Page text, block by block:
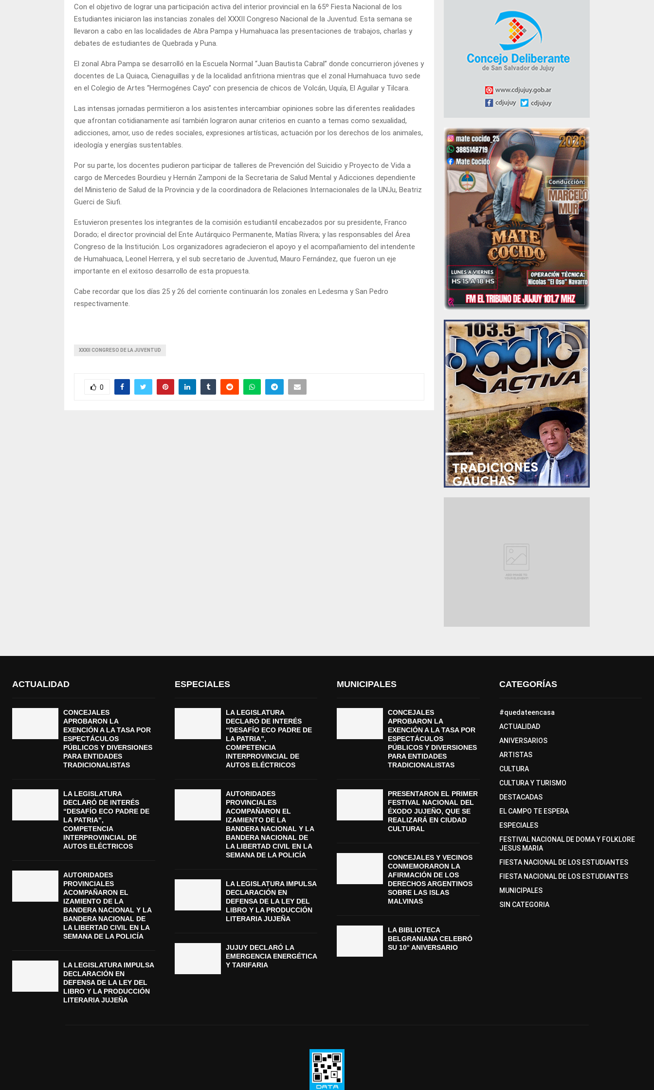
Con el objetivo de lograr una participación activa del interior provincial en la 65º Fiesta Nacional de los
Estudiantes iniciaron las instancias zonales del XXXII Congreso Nacional de la Juventud. Esta semana se
llevaron a cabo en las localidades de Abra Pampa y Humahuaca las presentaciones de trabajos, charlas y
debates de estudiantes de Quebrada y Puna.
El zonal Abra Pampa se desarrolló en la Escuela Normal “Juan Bautista Cabral” donde concurrieron jóvenes y
docentes de La Quiaca, Cienaguillas y de la localidad anfitriona mientras que el zonal Humahuaca tuvo sede
en el Colegio de Artes “Hermogénes Cayo” con presencia de chicos de Volcán, Uquía, El Aguilar y Tilcara.
Las intensas jornadas permitieron a los asistentes intercambiar opiniones sobre las diferentes realidades
que afrontan cotidianamente así también lograron aunar criterios en cuanto a temas como sexualidad,
adicciones, amor, uso de redes sociales, expresiones artísticas, actuación por los derechos de los animales,
ideología y energías sustentables.
Por su parte, los docentes pudieron participar de talleres de Prevención del Suicidio y Proyecto de Vida a
cargo de Mercedes Bourdieu y Hernán Zamponi de la Secretaria de Salud Mental y Adicciones dependiente
del Ministerio de Salud de la Provincia y de la coordinadora de Relaciones Internacionales de la UNJu, Beatriz
Guerci de Siufi.
Estuvieron presentes los integrantes de la comisión estudiantil encabezados por su presidente, Franco
Dorado; el director provincial del Ente Autárquico Permanente, Matías Rivera; y las responsables del Área
Congreso de la Institución. Los organizadores agradecieron el apoyo y el acompañamiento del intendente
de Humahuaca, Leonel Herrera, y el sub secretario de Juventud, Mauro Fernández, que fueron un eje
importante en el exitoso desarrollo de esta propuesta.
Cabe recordar que los días 25 y 26 del corriente continuarán los zonales en Ledesma y San Pedro
respectivamente.
XXXII CONGRESO DE LA JUVENTUD
0
ACTUALIDAD
CONCEJALES
APROBARON LA
EXENCIÓN A LA TASA POR
ESPECTÁCULOS
PÚBLICOS Y DIVERSIONES
PARA ENTIDADES
TRADICIONALISTAS
LA LEGISLATURA
DECLARÓ DE INTERÉS
“DESAFÍO ECO PADRE DE
LA PATRIA”,
COMPETENCIA
INTERPROVINCIAL DE
AUTOS ELÉCTRICOS
AUTORIDADES
PROVINCIALES
ACOMPAÑARON EL
IZAMIENTO DE LA
BANDERA NACIONAL Y LA
BANDERA NACIONAL DE
LA LIBERTAD CIVIL EN LA
SEMANA DE LA POLICÍA
LA LEGISLATURA IMPULSA
DECLARACIÓN EN
DEFENSA DE LA LEY DEL
LIBRO Y LA PRODUCCIÓN
LITERARIA JUJEÑA
ESPECIALES
LA LEGISLATURA
DECLARÓ DE INTERÉS
“DESAFÍO ECO PADRE DE
LA PATRIA”,
COMPETENCIA
INTERPROVINCIAL DE
AUTOS ELÉCTRICOS
AUTORIDADES
PROVINCIALES
ACOMPAÑARON EL
IZAMIENTO DE LA
BANDERA NACIONAL Y LA
BANDERA NACIONAL DE
LA LIBERTAD CIVIL EN LA
SEMANA DE LA POLICÍA
LA LEGISLATURA IMPULSA
DECLARACIÓN EN
DEFENSA DE LA LEY DEL
LIBRO Y LA PRODUCCIÓN
LITERARIA JUJEÑA
JUJUY DECLARÓ LA
EMERGENCIA ENERGÉTICA
Y TARIFARIA
MUNICIPALES
CONCEJALES
APROBARON LA
EXENCIÓN A LA TASA POR
ESPECTÁCULOS
PÚBLICOS Y DIVERSIONES
PARA ENTIDADES
TRADICIONALISTAS
PRESENTARON EL PRIMER
FESTIVAL NACIONAL DEL
ÉXODO JUJEÑO, QUE SE
REALIZARÁ EN CIUDAD
CULTURAL
CONCEJALES Y VECINOS
CONMEMORARON LA
AFIRMACIÓN DE LOS
DERECHOS ARGENTINOS
SOBRE LAS ISLAS
MALVINAS
LA BIBLIOTECA
BELGRANIANA CELEBRÓ
SU 10° ANIVERSARIO
CATEGORÍAS
#quedateencasa
ACTUALIDAD
ANIVERSARIOS
ARTISTAS
CULTURA
CULTURA Y TURISMO
DESTACADAS
EL CAMPO TE ESPERA
ESPECIALES
FESTIVAL NACIONAL DE DOMA Y FOLKLORE
JESUS MARIA
FIESTA NACIONAL DE LOS ESTUDIANTES
FIESTA NACIONAL DE LOS ESTUDIANTES
MUNICIPALES
SIN CATEGORIA